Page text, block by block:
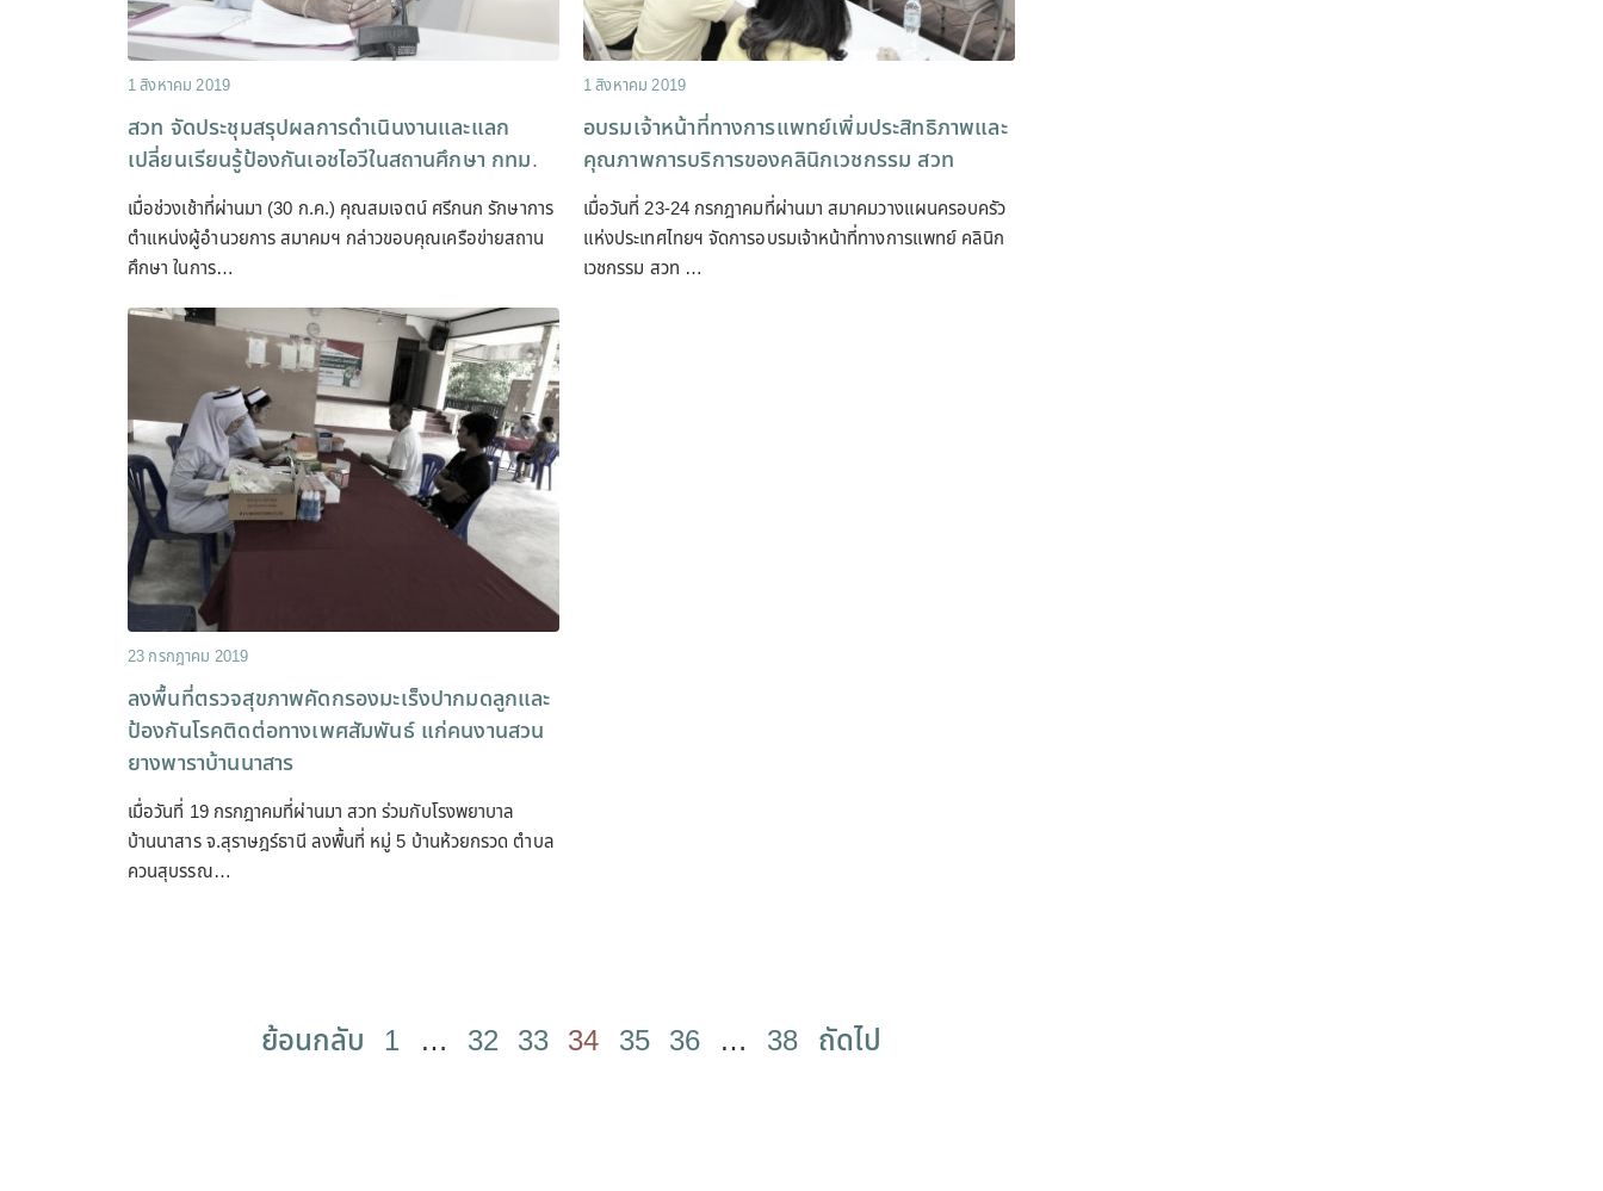
1 สิงหาคม 2019
สวท จัดประชุมสรุปผลการดำเนินงานและแลก
เปลี่ยนเรียนรู้ป้องกันเอชไอวีในสถานศึกษา กทม.
เมื่อช่วงเช้าที่ผ่านมา (30 ก.ค.) คุณสมเจตน์ ศรีกนก รักษาการ
ตำแหน่งผู้อำนวยการ สมาคมฯ กล่าวขอบคุณเครือข่ายสถาน
ศึกษา ในการ…
1 สิงหาคม 2019
อบรมเจ้าหน้าที่ทางการแพทย์เพิ่มประสิทธิภาพและ
คุณภาพการบริการของคลินิกเวชกรรม สวท
เมื่อวันที่ 23-24 กรกฎาคมที่ผ่านมา สมาคมวางแผนครอบครัว
แห่งประเทศไทยฯ จัดการอบรมเจ้าหน้าที่ทางการแพทย์ คลินิก
เวชกรรม สวท …
23 กรกฎาคม 2019
ลงพื้นที่ตรวจสุขภาพคัดกรองมะเร็งปากมดลูกและ
ป้องกันโรคติดต่อทางเพศสัมพันธ์ แก่คนงานสวน
ยางพาราบ้านนาสาร
เมื่อวันที่ 19 กรกฎาคมที่ผ่านมา สวท ร่วมกับโรงพยาบาล
บ้านนาสาร จ.สุราษฎร์ธานี ลงพื้นที่ หมู่ 5 บ้านห้วยกรวด ตำบล
ควนสุบรรณ…
ย้อนกลับ 1 … 32 33 34 35 36 … 38 ถัดไป